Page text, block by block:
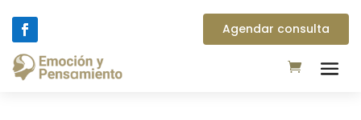
Agendar consulta